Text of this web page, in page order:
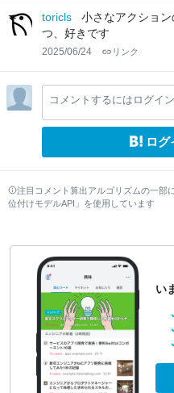
toricls
小さなアクショ
つ、好きです
2025/06/24 リンク
コメントするにはログイ
ログ
注目コメント算出アルゴリズムの一部
位付けモデルAPI」を使用しています
い